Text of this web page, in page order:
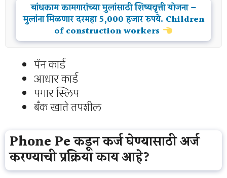
बांधकाम कामगारांच्या मुलांसाठी शिष्यवृत्ती योजना –
मुलांना मिळणार दरमहा 5,000 हजार रुपये. Children
of construction workers
पॅन कार्ड
आधार कार्ड
पगार स्लिप
बँक खाते तपशील
Phone Pe कडून कर्ज घेण्यासाठी अर्ज
करण्याची प्रक्रिया काय आहे?